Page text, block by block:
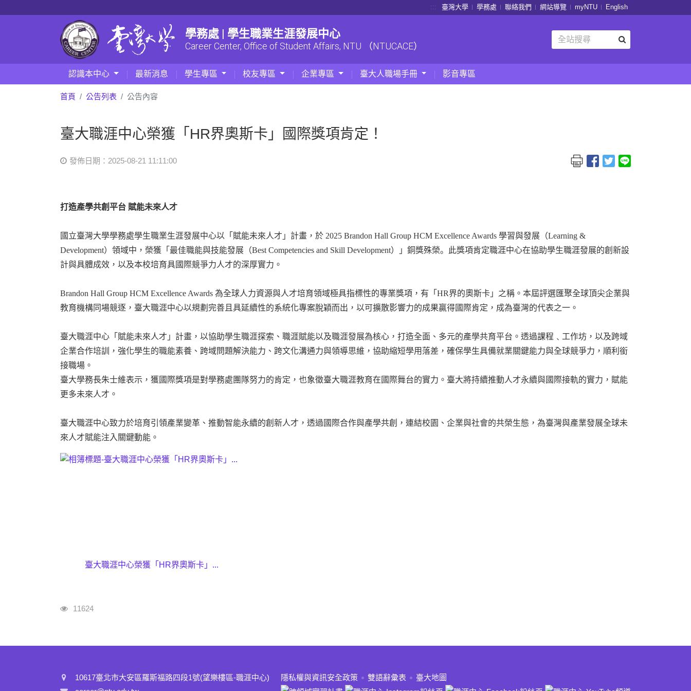
::: 臺灣大學 學務處 聯絡我們 網站導覽 myNTU English
學務處 | 學生職業生涯發展中心
Career Center, Office of Student Affairs, NTU （NTUCACE）
認識本中心 最新消息 學生專區 校友專區 企業專區 臺大人職場手冊 影音專區
首頁 公告列表 公告內容
臺大職涯中心榮獲「HR界奧斯卡」國際獎項肯定！
發佈日期：2025-08-21 11:11:00
打造產學共創平台 賦能未來人才
國立臺灣大學學務處學生職業生涯發展中心以「賦能未來人才」 計畫 ，於 2025 Brandon Hall Group HCM Excellence Awards 學習與發展（Learning &
Development）領域中，榮獲「最佳職能與技能發展（Best Competencies and Skill Development）」銅獎殊榮。
此獎項肯定職涯中心在協助學生職涯發展的創新設
計與具體成效，以及本校培育具國際競爭力人才的深厚實力。
Brandon Hall Group HCM Excellence Awards 為全球人力資源與人才培育領域極具指標性的專業獎項，有「 HR界的奧斯卡」之稱。本屆評選匯聚全球頂尖企業與
教育機構同場競逐，臺大職涯中心以規劃完善且具延續性的系統化專案脫穎而出，以可擴散影響力的成果贏得國際肯定，成為臺灣的代表之一。
臺大職涯中心「賦能未來人才」計畫，以協助學生職涯探索、職涯賦能以及職涯發展為核心，打造全面、多元的產學共育平台。透過課程﹑工作坊，以及跨域
企業合作培訓，強化學生的職能素養、跨域問題解決能力、跨文化溝通力與領導思維，協助縮短學用落差，確保學生具備就業關鍵能力與全球競爭力，順利銜
接職場。
臺大學務長朱士維表示，獲國際獎項是對學務處團隊努力的肯定，也象徵臺大職涯教育在國際舞台的實力。臺大將持續推動人才永續與國際接軌的實力，賦能
更多未來人才。
臺大職涯中心致力於培育引領產業變革、推動智能永續的創新人才，透過國際合作與產學共創，連結校園、企業與社會的共榮生態，為臺灣與產業發展全球未
來人才賦能注入關鍵動能。
臺大職涯中心榮獲「HR界奧斯卡」...
瀏覽人次
11624
:::
隱私權與資訊安全政策 雙語辭彙表 臺大地圖
10617臺北市大安區羅斯福路四段1號(望樂樓區-職涯中心)